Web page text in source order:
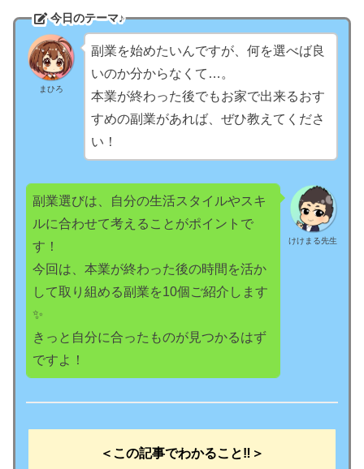
今日のテーマ♪
まひろ
副業を始めたいんですが、何を選べば良
いのか分からなくて…。
本業が終わった後でもお家で出来るおす
すめの副業があれば、ぜひ教えてくださ
い！
けけまる先生
副業選びは、自分の生活スタイルやスキ
ルに合わせて考えることがポイントで
す！
今回は、本業が終わった後の時間を活か
して取り組める副業を10個ご紹介します
✨
きっと自分に合ったものが見つかるはず
ですよ！
＜この記事でわかること‼️＞